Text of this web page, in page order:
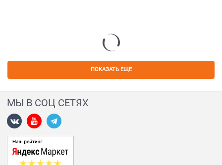
ПОКАЗАТЬ ЕЩЕ
МЫ В СОЦ СЕТЯХ